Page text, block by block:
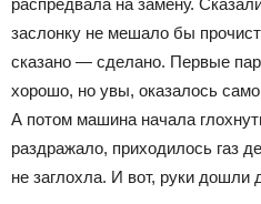
распредвала на замену.
заслонку не мешало бы
сказано — сделано. Первые
хорошо, но увы, оказалось
А потом машина начала
раздражало, приходилось газ
не заглохла. И вот, руки дошли